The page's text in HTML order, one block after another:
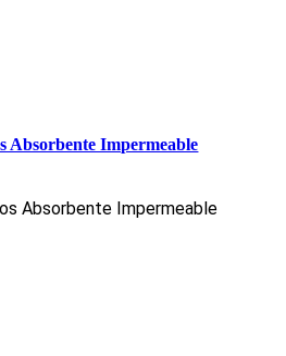
Absorbente Impermeable
Absorbente Impermeable